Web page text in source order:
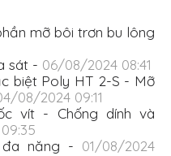
mỡ bôi trơn bu lông
sát - 06/08/2024 08:41
biệt Poly HT 2-S - Mỡ
08/2024 09:11
vít - Chống dính và
năng - 01/08/2024